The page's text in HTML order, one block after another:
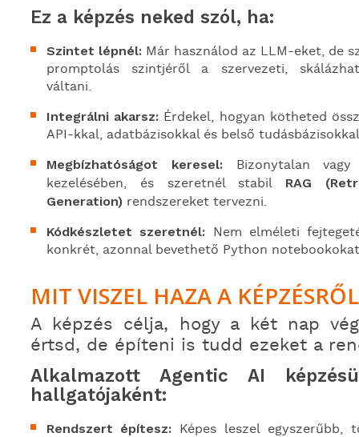
Ez a képzés neked szól, ha:
Szintet lépnél:Már használod az LLM-eket, de
promptolás szintjéről a szervezeti,
váltani.
Integrálni akarsz:Érdekel, hogyan kötheted
API-kkal, adatbázisokkal és belső
Megbízhatóságot keresel:Bizonytalan vagy
kezelésében, és szeretnél stabil RAG
Generation)rendszereket tervezni.
Kódkészletet szeretnél: Nem elméleti
konkrét, azonnal bevethető Python
MIT VISZEL HAZA A
A képzés célja, hogy a két nap
értsd, de építeni is tudd ezeket a
Alkalmazott Agentic AI
hallgatójaként:
Rendszert építesz: Képes leszel egyszerűbb,